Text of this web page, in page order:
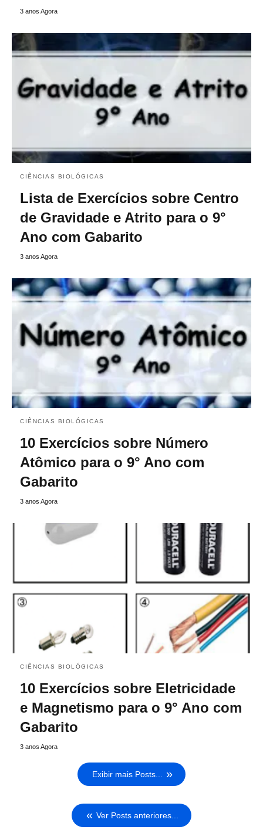
3 anos Agora
CIÊNCIAS BIOLÓGICAS
Lista de Exercícios sobre Centro
de Gravidade e Atrito para o 9°
Ano com Gabarito
3 anos Agora
CIÊNCIAS BIOLÓGICAS
10 Exercícios sobre Número
Atômico para o 9° Ano com
Gabarito
3 anos Agora
CIÊNCIAS BIOLÓGICAS
10 Exercícios sobre Eletricidade
e Magnetismo para o 9° Ano com
Gabarito
3 anos Agora
Exibir mais Posts...
Ver Posts anteriores...